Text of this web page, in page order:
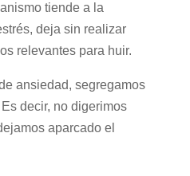
tiende a la
deja sin realizar
relevantes para huir.
ansiedad, segregamos
decir, no digerimos
aparcado el